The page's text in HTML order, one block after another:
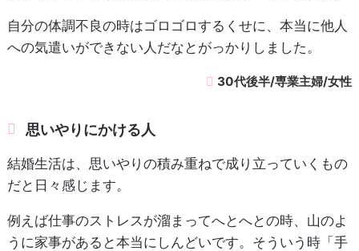
自分の体調不良の時はゴロゴロするくせに、本当に他人
への気遣いができない人だなとがっかりしました。
30代後半/専業主婦/女性
思いやりにかける人
結婚生活は、思いやりの積み重ねで成り立っていくもの
だと日々感じます。
例えば仕事のストレスが溜まってへとへとの時、山のよ
うに家事があると本当にしんどいです。そういう時「手